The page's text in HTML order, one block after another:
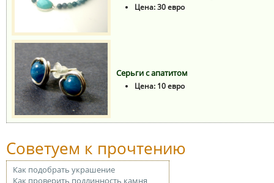
Цена: 30 евро
Серьги с апатитом
Цена: 10 евро
Советуем к прочтению
Как подобрать украшение
Как проверить подлинность камня